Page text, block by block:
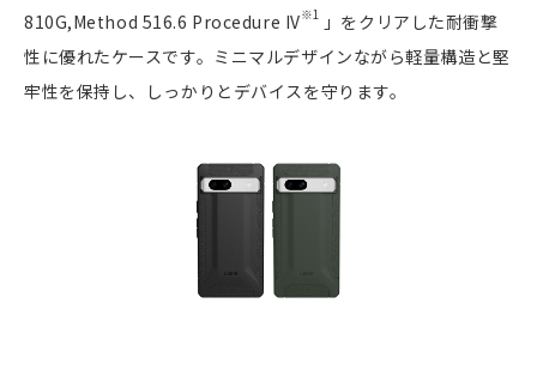
810G,Method 516.6 Procedure IV※1 」をクリアした耐衝撃
性に優れたケースです。ミニマルデザインながら軽量構造と堅
牢性を保持し、しっかりとデバイスを守ります。